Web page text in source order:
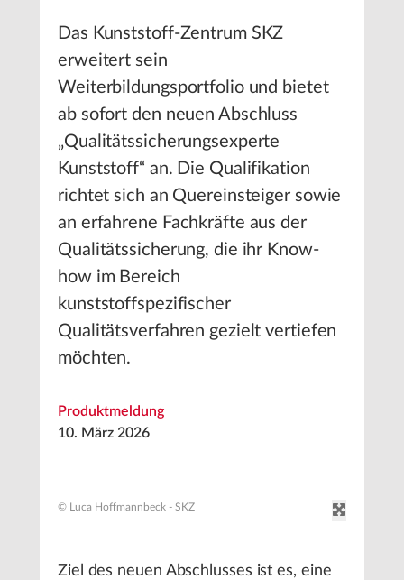
Das Kunststoff-Zentrum SKZ
erweitert sein
Weiterbildungsportfolio und bietet
ab sofort den neuen Abschluss
„Qualitätssicherungsexperte
Kunststoff“ an. Die Qualifikation
richtet sich an Quereinsteiger sowie
an erfahrene Fachkräfte aus der
Qualitätssicherung, die ihr Know-
how im Bereich
kunststoffspezifischer
Qualitätsverfahren gezielt vertiefen
möchten.
Produktmeldung
10. März 2026
© Luca Hoffmannbeck - SKZ
Ziel des neuen Abschlusses ist es, eine